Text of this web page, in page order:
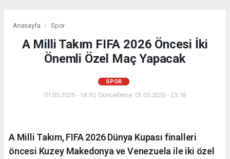
Anasayfa Spor
A Milli Takım FIFA 2026 Öncesi İki
Önemli Özel Maç Yapacak
SPOR
01.05.2026 - 18:30, Güncelleme: 01.05.2026 - 23:18
A Milli Takım, FIFA 2026 Dünya Kupası finalleri
öncesi Kuzey Makedonya ve Venezuela ile iki özel